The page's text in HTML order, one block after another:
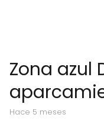
Zona azul
hace 5 meses